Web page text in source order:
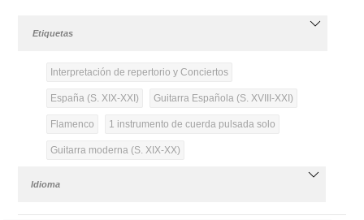
Etiquetas
Interpretación de repertorio y Conciertos
España (S. XIX-XXI) Guitarra Española (S. XVIII-XXI)
Flamenco 1 instrumento de cuerda pulsada solo
Guitarra moderna (S. XIX-XX)
Idioma